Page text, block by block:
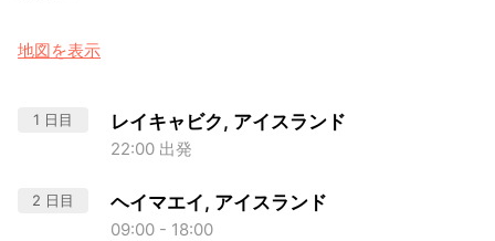
地図を表示
1 日目 レイキャビク, アイスランド
22:00 出発
2 日目 ヘイマエイ, アイスランド
09:00 - 18:00